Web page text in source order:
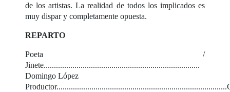
de los artistas. La realidad de todos los implicados es
muy dispar y completamente opuesta.
REPARTO
Poeta /
Jinete............................................................................
Domingo López